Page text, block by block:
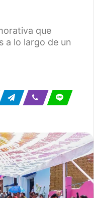
que
a lo largo de un